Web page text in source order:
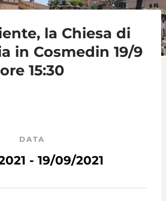
la Chiesa di
in Cosmedin 19/9
ore 15:30
DATA
- 19/09/2021